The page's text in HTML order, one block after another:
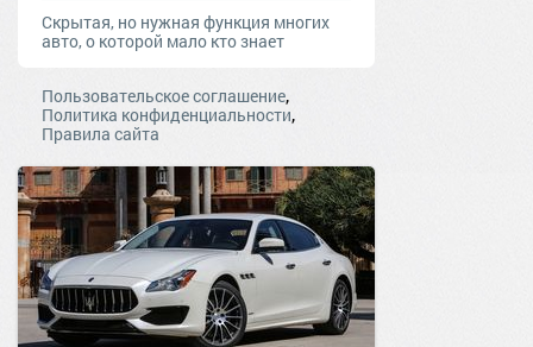
Скрытая, но нужная функция многих
авто, о которой мало кто знает
Пользовательское соглашение,
Политика конфиденциальности,
Правила сайта